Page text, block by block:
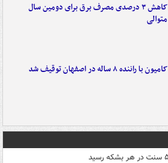
کاهش ۳ درصدی مصرف برق برای دومین سال
متوالی
کامیون با راننده ۸ ساله در اصفهان توقیف شد